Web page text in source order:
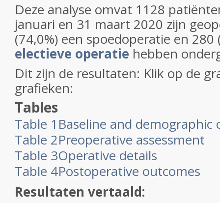
Deze analyse omvat 1128
januari en 31 maart 2020 zijn
(74,0%) een spoedoperatie en 280
electieve operatie hebben
Dit zijn de resultaten: Klik op de
grafieken:
Tables
Table 1 Baseline and demographic
Table 2Preoperative assessment
Table 3Operative details
Table 4Postoperative outcomes
Resultaten vertaald: